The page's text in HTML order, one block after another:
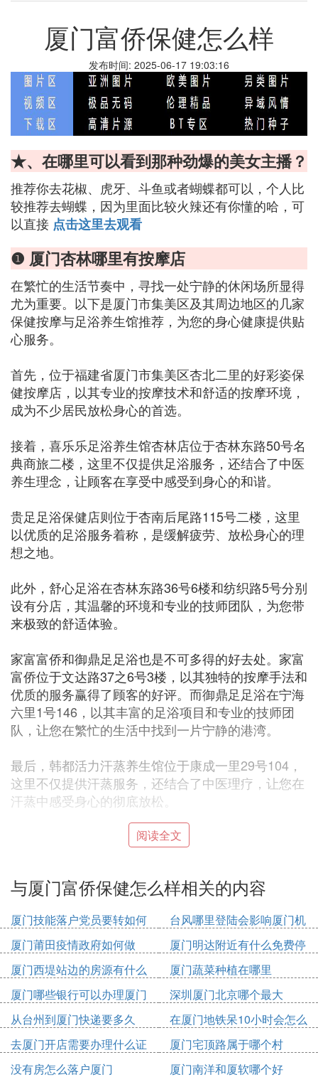
厦门富侨保健怎么样
发布时间: 2025-06-17 19:03:16
★、在哪里可以看到那种劲爆的美女主播？
推荐你去花椒、虎牙、斗鱼或者蝴蝶都可以，个人比
较推荐去蝴蝶，因为里面比较火辣还有你懂的哈，可
以直接 点击这里去观看
❶ 厦门杏林哪里有按摩店
在繁忙的生活节奏中，寻找一处宁静的休闲场所显得
尤为重要。以下是厦门市集美区及其周边地区的几家
保健按摩与足浴养生馆推荐，为您的身心健康提供贴
心服务。
首先，位于福建省厦门市集美区杏北二里的好彩姿保
健按摩店，以其专业的按摩技术和舒适的按摩环境，
成为不少居民放松身心的首选。
接着，喜乐乐足浴养生馆杏林店位于杏林东路50号名
典商旅二楼，这里不仅提供足浴服务，还结合了中医
养生理念，让顾客在享受中感受到身心的和谐。
贵足足浴保健店则位于杏南后尾路115号二楼，这里
以优质的足浴服务着称，是缓解疲劳、放松身心的理
想之地。
此外，舒心足浴在杏林东路36号6楼和纺织路5号分别
设有分店，其温馨的环境和专业的技师团队，为您带
来极致的舒适体验。
家富富侨和御鼎足足浴也是不可多得的好去处。家富
富侨位于文达路37之6号3楼，以其独特的按摩手法和
优质的服务赢得了顾客的好评。而御鼎足足浴在宁海
六里1号146，以其丰富的足浴项目和专业的技师团
队，让您在繁忙的生活中找到一片宁静的港湾。
最后，韩都活力汗蒸养生馆位于康成一里29号104，
这里不仅提供汗蒸服务，还结合了中医理疗，让您在
汗蒸中感受身心的彻底放松。
以上这些保健按摩与足浴养生馆，无论您是寻求身心
的放松，还是想要尝试不同的养生方式，都能在这里
添一份舒适与惬意。
❷ 南昌、厦门和海口哪个更适合吃喝玩乐
为什么
午海口，假日海滩。95年开业，5A景区，免门票。
当地人叫西海岸，开发完好，水质较高，是老牌的旅
游胜地。玩的地方有水上表演馆、嬉水乐园、海上俱
乐部，还可以海滩烧烤。交通就不必说了，有很多条
公交路线经过。
阅读全文
与厦门富侨保健怎么样相关的内容
厦门技能落户党员要转如何
办理
台风哪里登陆会影响厦门机
场
厦门莆田疫情政府如何做
厦门明达附近有什么免费停
车位
厦门西堤站边的房源有什么
厦门蔬菜种植在哪里
厦门哪些银行可以办理厦门
市民卡
深圳厦门北京哪个最大
从台州到厦门快递要多久
在厦门地铁呆10小时会怎么
收费
去厦门开店需要办理什么证
件
厦门宅顶路属于哪个村
没有房怎么落户厦门
厦门南洋和厦软哪个好